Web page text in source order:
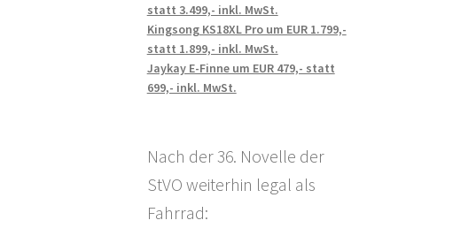
statt 3.499,- inkl. MwSt.
Kingsong KS18XL Pro um EUR 1.799,-
statt 1.899,- inkl. MwSt.
Jaykay E-Finne um EUR 479,- statt
699,- inkl. MwSt.
Nach der 36. Novelle der
StVO weiterhin legal als
Fahrrad: